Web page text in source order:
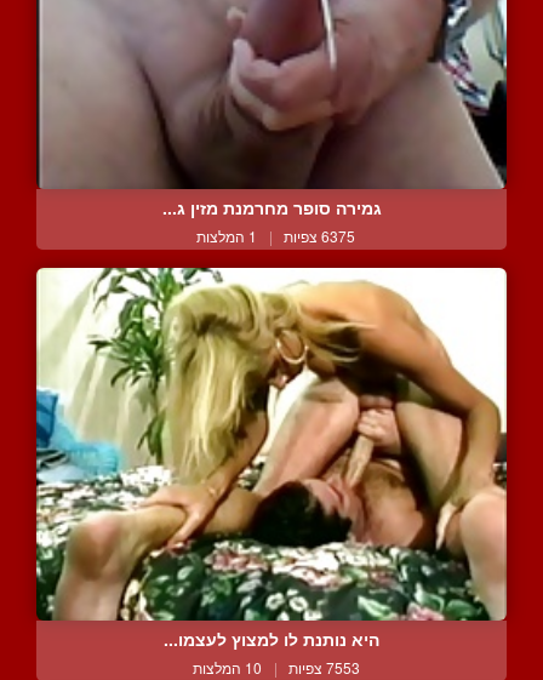
גמירה סופר מחרמנת מזין ג...
6375 צפיות | 1 המלצות
היא נותנת לו למצוץ לעצמו...
7553 צפיות | 10 המלצות